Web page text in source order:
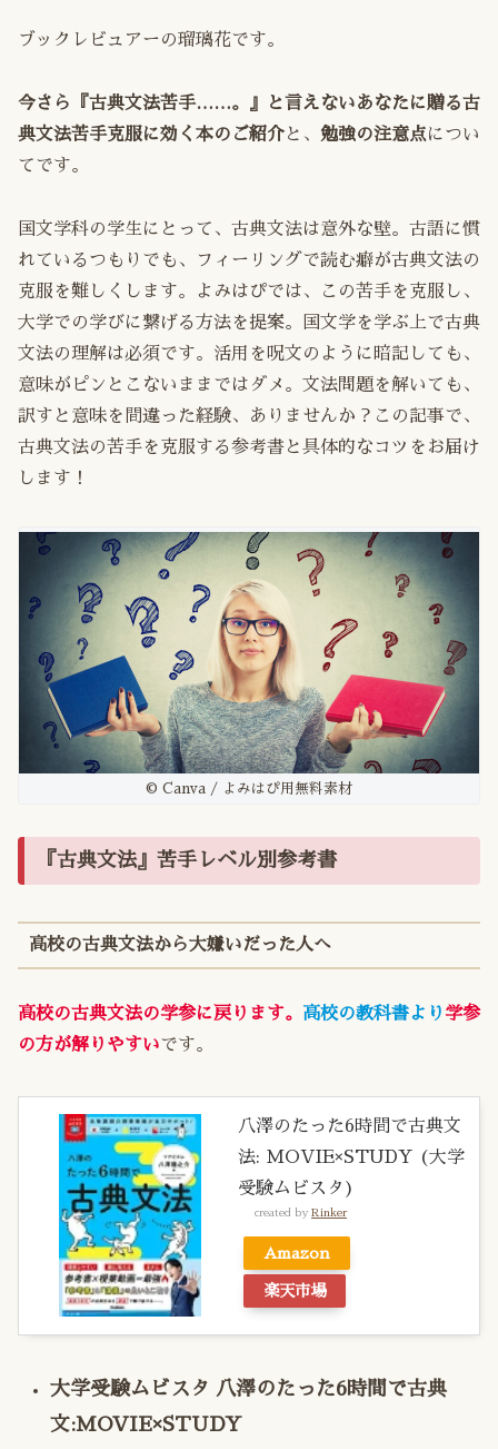
ブックレビュアーの瑠璃花です。
今さら『古典文法苦手……。』と言えないあなたに贈る古
典文法苦手克服に効く本のご紹介と、 勉強の注意点につい
てです。
国文学科の学生にとって、古典文法は意外な壁。古語に慣
れているつもりでも、フィーリングで読む癖が古典文法の
克服を難しくします。よみはぴでは、この苦手を克服し、
大学での学びに繋げる方法を提案。国文学を学ぶ上で古典
文法の理解は必須です。活用を呪文のように暗記しても、
意味がピンとこないままではダメ。文法問題を解いても、
訳すと意味を間違った経験、ありませんか？この記事で、
古典文法の苦手を克服する参考書と具体的なコツをお届け
します！
© Canva / よみはぴ用無料素材
『古典文法』苦手レベル別参考書
高校の古典文法から大嫌いだった人へ
高校の古典文法の学参に戻ります。 高校の教科書より学参
の方が解りやすいです。
八澤のたった6時間で古典文
法: MOVIE×STUDY (大学
受験ムビスタ)
created by Rinker
Amazon
楽天市場
大学受験ムビスタ 八澤のたった6時間で古典
文:MOVIE×STUDY